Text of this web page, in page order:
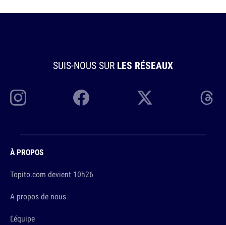
SUIS-NOUS SUR LES RÉSEAUX
À PROPOS
Topito.com devient 10h26
A propos de nous
L'équipe